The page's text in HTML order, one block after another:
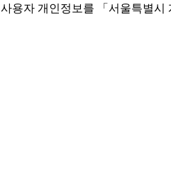
용자 개인정보를 「서울특별